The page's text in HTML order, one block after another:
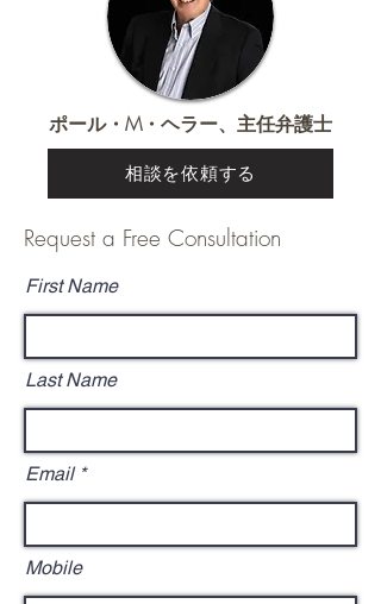
ポール・M・ヘラー、主任弁護士
相談を依頼する
Request a Free Consultation
First Name
Last Name
Email
Mobile